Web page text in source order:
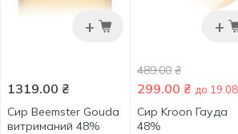
+
1319.00 ₴
Сир Beemster Gouda
витриманий 48%
+
489.00 ₴
299.00 ₴ до 19.08
Сир Kroon Гауда
48%